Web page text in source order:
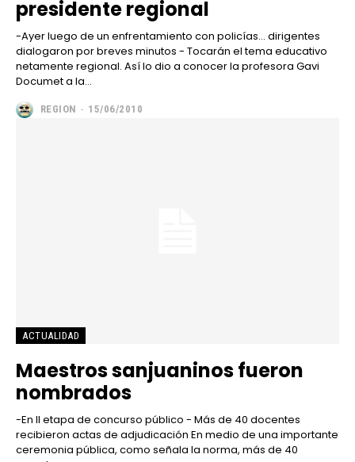
presidente regional
-Ayer luego de un enfrentamiento con policías… dirigentes
dialogaron por breves minutos - Tocarán el tema educativo
netamente regional. Así lo dio a conocer la profesora Gavi
Documet a la...
REGION - 15/06/2010
ACTUALIDAD
Maestros sanjuaninos fueron
nombrados
-En II etapa de concurso público - Más de 40 docentes
recibieron actas de adjudicación En medio de una importante
ceremonia pública, como señala la norma, más de 40